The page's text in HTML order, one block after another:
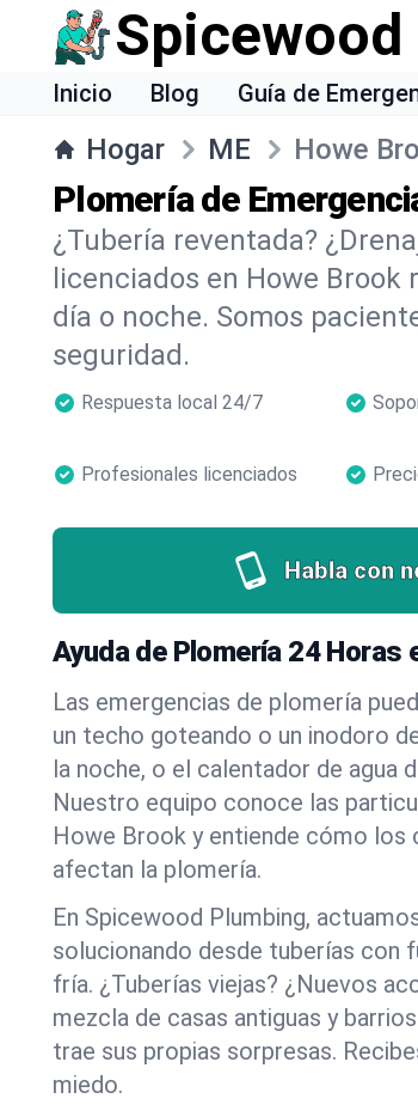
Inicio Blog Guía de
Hogar ME Howe
Plomería de
¿Tubería reventada?
licenciados en Howe
día o noche. Somos
seguridad.
Respuesta local 24/7
Profesionales licenciados
Habla con
Ayuda de Plomería 24 Horas
Las emergencias de plomería
un techo goteando o un inodoro
la noche, o el calentador de agua
Nuestro equipo conoce las
Howe Brook y entiende cómo los
afectan la plomería.
En Spicewood Plumbing,
solucionando desde tuberías con
fría. ¿Tuberías viejas? ¿Nuevos
mezcla de casas antiguas y
trae sus propias sorpresas.
miedo.